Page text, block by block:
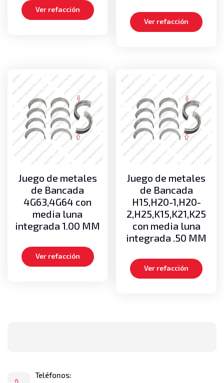
Ver refacción
Ver refacción
Juego de metales
de Bancada
4G63,4G64 con
media luna
integrada 1.00 MM
Ver refacción
Juego de metales
de Bancada
H15,H20-1,H20-
2,H25,K15,K21,K25
con media luna
integrada .50 MM
Ver refacción
Teléfonos: